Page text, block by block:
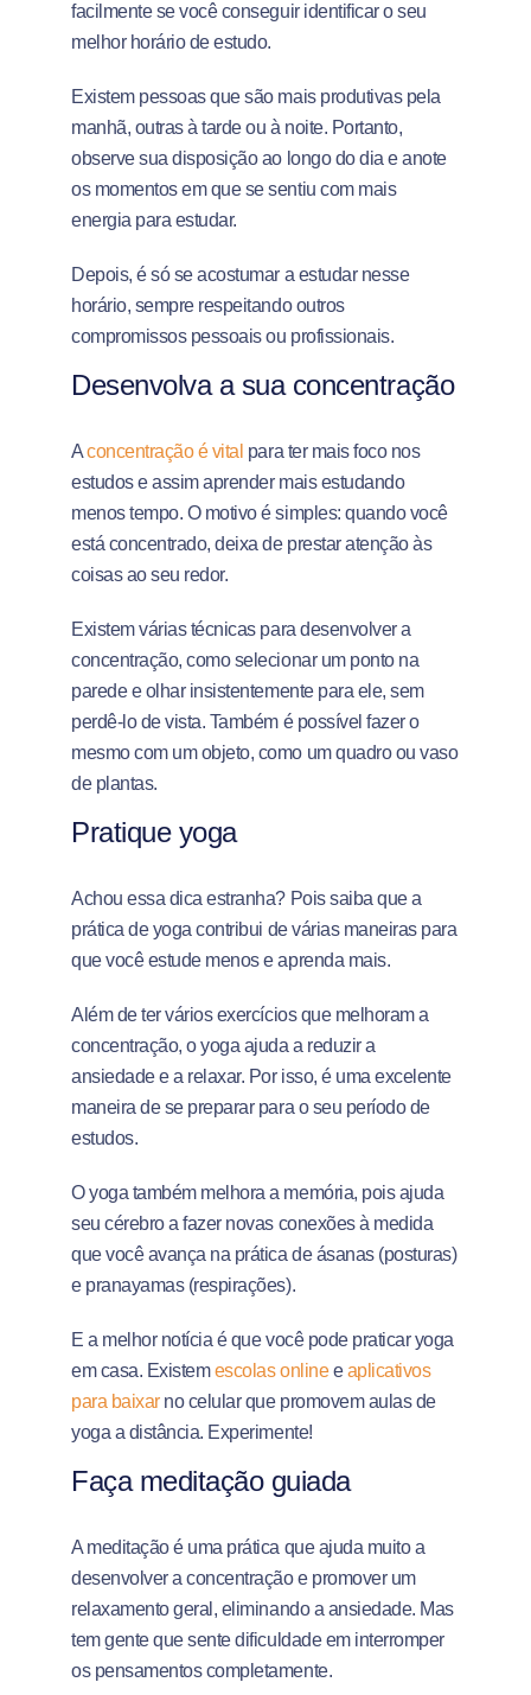
facilmente se você conseguir identificar o seu
melhor horário de estudo.
Existem pessoas que são mais produtivas pela
manhã, outras à tarde ou à noite. Portanto,
observe sua disposição ao longo do dia e anote
os momentos em que se sentiu com mais
energia para estudar.
Depois, é só se acostumar a estudar nesse
horário, sempre respeitando outros
compromissos pessoais ou profissionais.
Desenvolva a sua concentração
Aconcentração é vital para ter mais foco nos
estudos e assim aprender mais estudando
menos tempo. O motivo é simples: quando você
está concentrado, deixa de prestar atenção às
coisas ao seu redor.
Existem várias técnicas para desenvolver a
concentração, como selecionar um ponto na
parede e olhar insistentemente para ele, sem
perdê-lo de vista. Também é possível fazer o
mesmo com um objeto, como um quadro ou vaso
de plantas.
Pratique yoga
Achou essa dica estranha? Pois saiba que a
prática de yoga contribui de várias maneiras para
que você estude menos e aprenda mais.
Além de ter vários exercícios que melhoram a
concentração, o yoga ajuda a reduzir a
ansiedade e a relaxar. Por isso, é uma excelente
maneira de se preparar para o seu período de
estudos.
O yoga também melhora a memória, pois ajuda
seu cérebro a fazer novas conexões à medida
que você avança na prática de ásanas (posturas)
e pranayamas (respirações).
E a melhor notícia é que você pode praticar yoga
em casa. Existemescolas onlineeaplicativos
para baixarno celular que promovem aulas de
yoga a distância. Experimente!
Faça meditação guiada
A meditação é uma prática que ajuda muito a
desenvolver a concentração e promover um
relaxamento geral, eliminando a ansiedade. Mas
tem gente que sente dificuldade em interromper
os pensamentos completamente.